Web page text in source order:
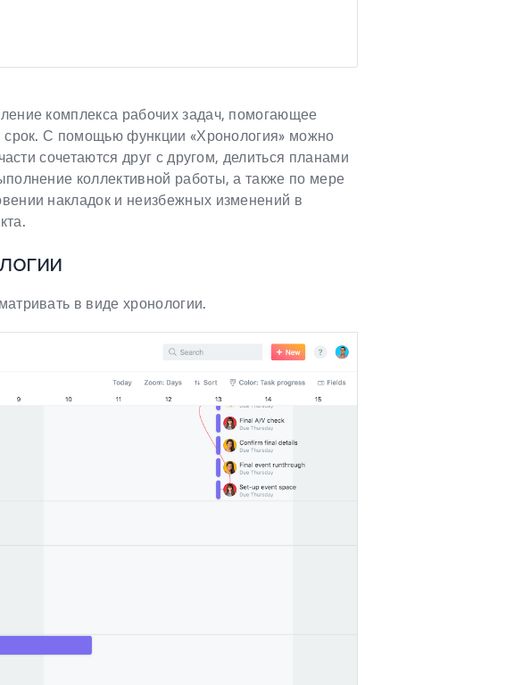
комплекса рабочих задач, помогающее
срок. С помощью функции «Хронология» можно
сочетаются друг с другом, делиться планами
коллективной работы, а также по мере
накладок и неизбежных изменений в
в виде хронологии.